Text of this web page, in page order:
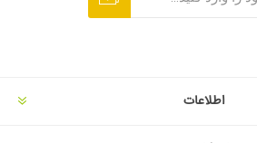
اطلاعات